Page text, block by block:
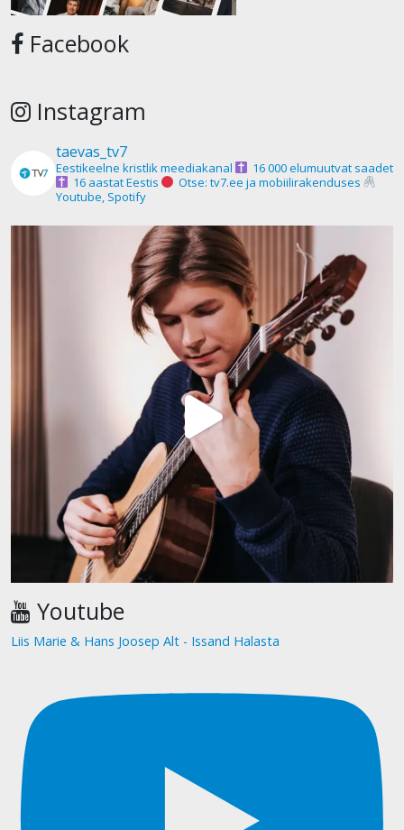
Facebook
Instagram
taevas_tv7
Eestikeelne kristlik meediakanal
16 000 elumuutvat saadet
16 aastat Eestis
Otse: tv7.ee ja mobiilirakenduses
Youtube, Spotify
Youtube
Liis Marie & Hans Joosep Alt - Issand Halasta